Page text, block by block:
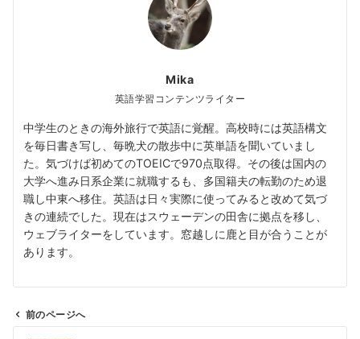
Mika
英語学習コンテンツライター
中学生のときの海外旅行で英語に覚醒。高校時には英語構文
を毎日書き写し、毎晩犬の散歩中に英単語を聞いていまし
た。気づけば初めてのTOEICで970点取得。その後は国内の
大学へ進み日系企業に就職するも、多国籍夫の転勤のため退
職し中東へ移住。英語は日々実際に使ってみると改めて気づ
きの連続でした。現在はスウェーデンの田舎に拠点を移し、
ウェブライターをしています。窓越しに鹿と目が合うことが
あります。
前のページへ